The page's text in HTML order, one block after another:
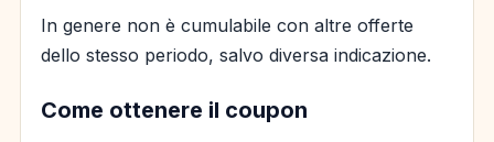
In genere non è cumulabile con altre offerte
dello stesso periodo, salvo diversa indicazione.
Come ottenere il coupon